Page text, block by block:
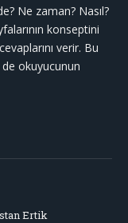
Ne zaman? Nasıl?
konseptini
verir. Bu
okuyucunun
Ertik